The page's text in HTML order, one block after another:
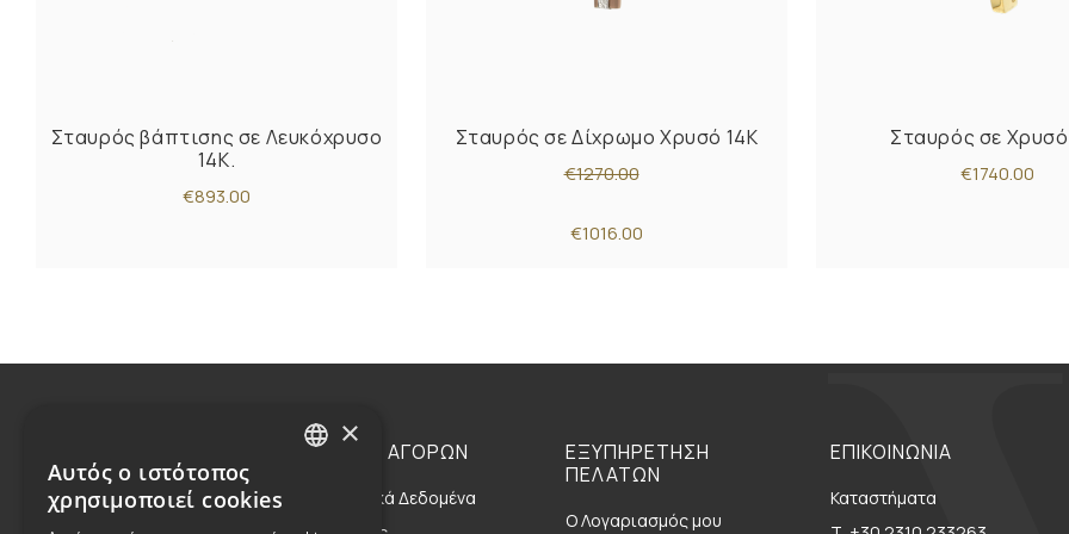
Σταυρός βάπτισης σε Λευκόχρυσο
14K.
€893.00
Σταυρός σε Δίχρωμο Χρυσό 14K
€1270.00
€1016.00
Σταυρός σε Χρυσό
€1740.00
Η Οικογένεια
ΟΔΗΓΙΕΣ ΑΓΟΡΩΝ
Προσωπικά Δεδομένα
ΕΞΥΠΗΡΕΤΗΣΗ
ΠΕΛΑΤΩΝ
Ο Λογαριασμός μου
ΕΠΙΚΟΙΝΩΝΙΑ
Καταστήματα
×
Αυτός ο ιστότοπος
χρησιμοποιεί cookies